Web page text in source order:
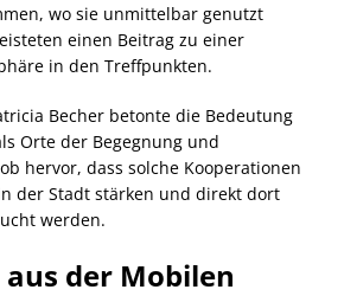
wo sie unmittelbar genutzt
einen Beitrag zu einer
in den Treffpunkten.
Becher betonte die Bedeutung
Orte der Begegnung und
hervor, dass solche Kooperationen
der Stadt stärken und direkt dort
werden.
der Mobilen